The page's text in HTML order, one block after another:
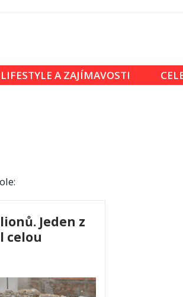
LIFESTYLE A ZAJÍMAVOSTI
Jeden z
celou